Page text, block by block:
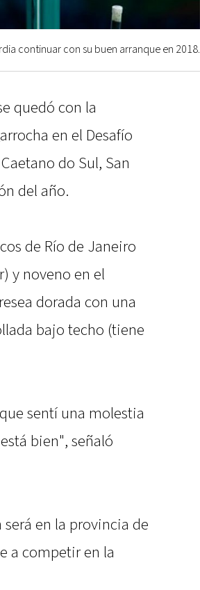
continuar con su buen arranque en 2018.
quedó con la
en el Desafío
do Sul, San
del año.
de Río de Janeiro
y noveno en el
dorada con una
bajo techo (tiene
sentí una molestia
bien", señaló
en la provincia de
a competir en la